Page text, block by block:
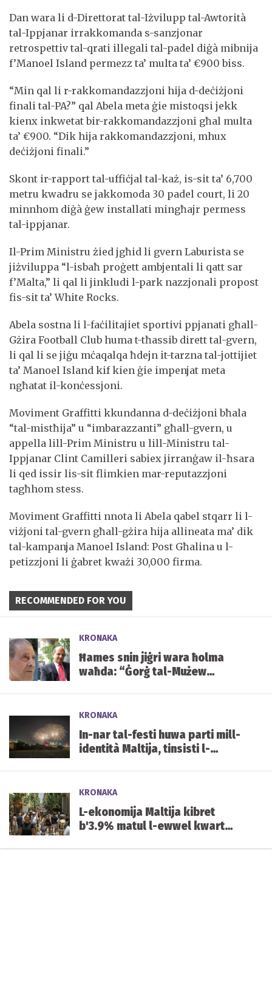
Dan wara li d-Direttorat tal-Iżvilupp tal-Awtorità
tal-Ippjanar irrakkomanda s-sanzjonar
retrospettiv tal-qrati illegali tal-padel diġà mibnija
f’Manoel Island permezz ta’ multa ta’ €900 biss.
“Min qal li r-rakkomandazzjoni hija d-deċiżjoni
finali tal-PA?” qal Abela meta ġie mistoqsi jekk
kienx inkwetat bir-rakkomandazzjoni għal multa
ta’ €900. “Dik hija rakkomandazzjoni, mhux
deċiżjoni finali.”
Skont ir-rapport tal-uffiċjal tal-każ, is-sit ta’ 6,700
metru kwadru se jakkomoda 30 padel court, li 20
minnhom diġà ġew installati mingħajr permess
tal-ippjanar.
Il-Prim Ministru żied jgħid li gvern Laburista se
jiżviluppa “l-isbaħ proġett ambjentali li qatt sar
f’Malta,” li qal li jinkludi l-park nazzjonali propost
fis-sit ta’ White Rocks.
Abela sostna li l-faċilitajiet sportivi ppjanati għall-
Gżira Football Club huma t-tħassib dirett tal-gvern,
li qal li se jiġu mċaqalqa ħdejn it-tarzna tal-jottijiet
ta’ Manoel Island kif kien ġie impenjat meta
ngħatat il-konċessjoni.
Moviment Graffitti kkundanna d-deċiżjoni bħala
“tal-mistħija” u “imbarazzanti” għall-gvern, u
appella lill-Prim Ministru u lill-Ministru tal-
Ippjanar Clint Camilleri sabiex jirranġaw il-ħsara
li qed issir lis-sit flimkien mar-reputazzjoni
tagħhom stess.
Moviment Graffitti nnota li Abela qabel stqarr li l-
viżjoni tal-gvern għall-gżira hija allineata ma’ dik
tal-kampanja Manoel Island: Post Għalina u l-
petizzjoni li ġabret kważi 30,000 firma.
RECOMMENDED FOR YOU
KRONAKA
Ħames snin jiġri wara ħolma
waħda: “Ġorġ tal-Mużew
KRONAKA
In-nar tal-festi huwa parti mill-
identità Maltija, tinsisti l-
KRONAKA
L-ekonomija Maltija kibret
b'3.9% matul l-ewwel kwart